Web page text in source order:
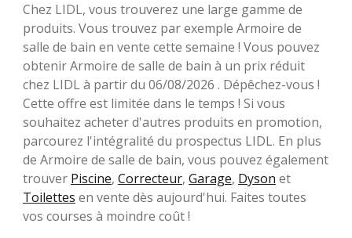
Chez LIDL, vous trouverez une large gamme de
produits. Vous trouvez par exemple Armoire de
salle de bain en vente cette semaine ! Vous pouvez
obtenir Armoire de salle de bain à un prix réduit
chez LIDL à partir du 06/08/2026 . Dépêchez-vous !
Cette offre est limitée dans le temps ! Si vous
souhaitez acheter d'autres produits en promotion,
parcourez l'intégralité du prospectus LIDL. En plus
de Armoire de salle de bain, vous pouvez également
trouver Piscine, Correcteur, Garage, Dyson et
Toilettes en vente dès aujourd'hui. Faites toutes
vos courses à moindre coût !